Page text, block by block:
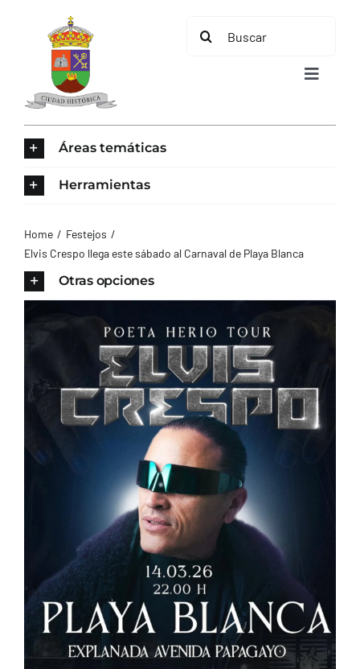
contenido
Buscar:
Toggle
AYUNTAMIENTO
TURISMO
CONTACTO
Áreas temáticas
Herramientas
Home
Festejos
Elvis Crespo llega este sábado al Carnaval de Playa Blanca
Otras opciones